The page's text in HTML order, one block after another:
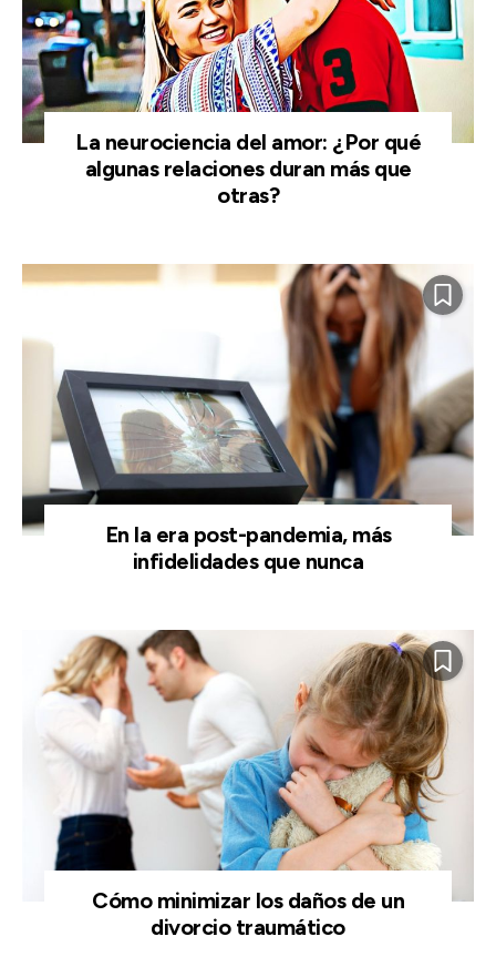
La neurociencia del amor: ¿Por qué
algunas relaciones duran más que
otras?
En la era post-pandemia, más
infidelidades que nunca
Cómo minimizar los daños de un
divorcio traumático